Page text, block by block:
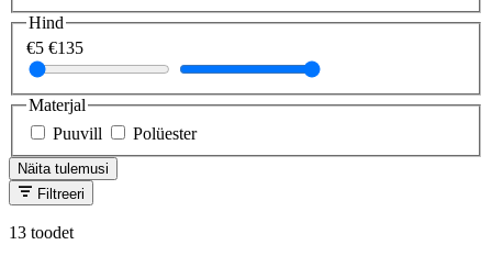
Hind
€5 €135
Materjal
Puuvill
Polüester
Näita tulemusi
Filtreeri
13 toodet